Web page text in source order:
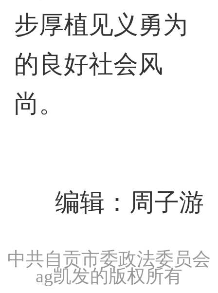
步厚植见义勇为
的良好社会风
尚。
编辑：周子游
中共自贡市委政法委员会
ag凯发的版权所有